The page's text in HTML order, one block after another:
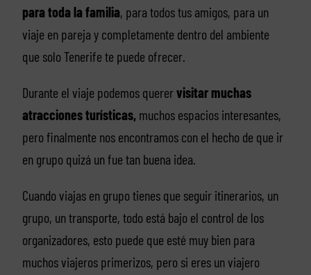
para toda la familia, para todos tus amigos, para un
viaje en pareja y completamente dentro del ambiente
que solo Tenerife te puede ofrecer.
Durante el viaje podemos querervisitar muchas
atracciones turísticas,muchos espacios interesantes,
pero finalmente nos encontramos con el hecho de que ir
en grupo quizá un fue tan buena idea.
Cuando viajas en grupo tienes que seguir itinerarios, un
grupo, un transporte, todo está bajo el control de los
organizadores, esto puede que esté muy bien para
muchos viajeros primerizos, pero si eres un viajero